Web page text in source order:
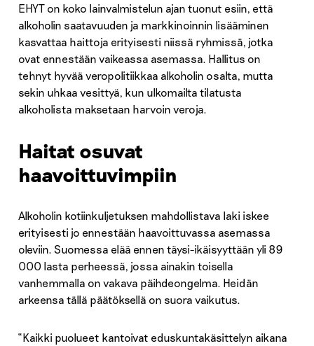
EHYT on koko lainvalmistelun ajan tuonut esiin, että
alkoholin saatavuuden ja markkinoinnin lisääminen
kasvattaa haittoja erityisesti niissä ryhmissä, jotka
ovat ennestään vaikeassa asemassa. Hallitus on
tehnyt hyvää veropolitiikkaa alkoholin osalta, mutta
sekin uhkaa vesittyä, kun ulkomailta tilatusta
alkoholista maksetaan harvoin veroja.
Haitat osuvat
haavoittuvimpiin
Alkoholin kotiinkuljetuksen mahdollistava laki iskee
erityisesti jo ennestään haavoittuvassa asemassa
oleviin. Suomessa elää ennen täysi-ikäisyyttään yli 89
000 lasta perheessä, jossa ainakin toisella
vanhemmalla on vakava päihdeongelma. Heidän
arkeensa tällä päätöksellä on suora vaikutus.
“Kaikki puolueet kantoivat eduskuntakäsittelyn aikana